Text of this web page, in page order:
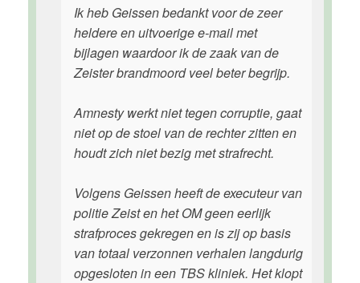
Ik heb Geissen bedankt voor de zeer
heldere en uitvoerige e-mail met
bijlagen waardoor ik de zaak van de
Zeister brandmoord veel beter begrijp.
Amnesty werkt niet tegen corruptie, gaat
niet op de stoel van de rechter zitten en
houdt zich niet bezig met strafrecht.
Volgens Geissen heeft de executeur van
politie Zeist en het OM geen eerlijk
strafproces gekregen en is zij op basis
van totaal verzonnen verhalen langdurig
opgesloten in een TBS kliniek. Het klopt